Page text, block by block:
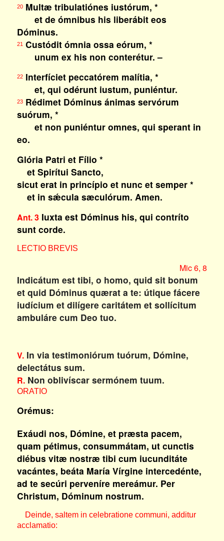
20Multæ tribulatiónes iustórum, *
et de ómnibus his liberábit eos
Dóminus.
21Custódit ómnia ossa eórum, *
unum ex his non conterétur. –
22Interfíciet peccatórem malítia, *
et, qui odérunt iustum, puniéntur.
23Rédimet Dóminus ánimas servórum
suórum, *
et non puniéntur omnes, qui sperant in
eo.
Glória Patri et Fílio *
et Spirítui Sancto,
sicut erat in princípio et nunc et semper *
et in sǽcula sæculórum. Amen.
Ant. 3Iuxta est Dóminus his, qui contríto
sunt corde.
LECTIO BREVIS
Mic 6, 8
Indicátum est tibi, o homo, quid sit bonum
et quid Dóminus quærat a te: útique fácere
iudícium et dilígere caritátem et sollícitum
ambuláre cum Deo tuo.
V.In via testimoniórum tuórum, Dómine,
delectátus sum.
R.Non oblivíscar sermónem tuum.
ORATIO
Orémus:
Exáudi nos, Dómine, et præsta pacem,
quam pétimus, consummátam, ut cunctis
diébus vitæ nostræ tibi cum iucunditáte
vacántes, beáta María Vírgine intercedénte,
ad te secúri perveníre mereámur. Per
Christum, Dóminum nostrum.
Deinde, saltem in celebratione communi, additur
acclamatio: